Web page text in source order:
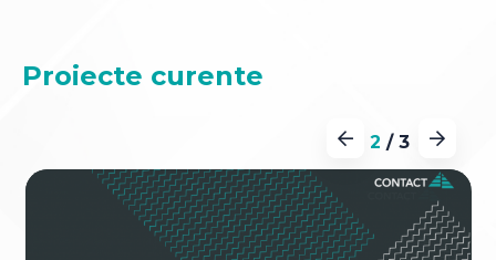
Proiecte curente
2 / 3